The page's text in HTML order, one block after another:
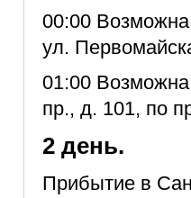
00:00 Возможна
ул.
01:00 Возможна
пр., д. 101, по
2 день.
Прибытие в